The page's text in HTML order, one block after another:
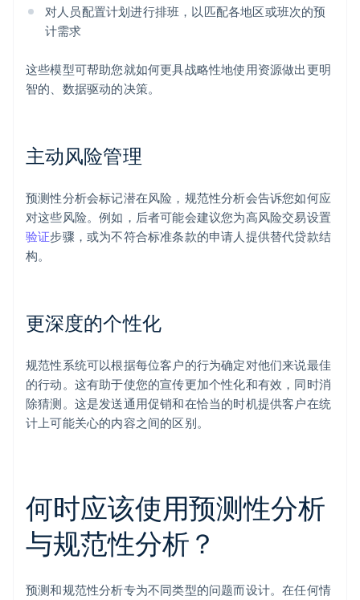
对人员配置计划进行排班，以匹配各地区或班次的预
计需求
这些模型可帮助您就如何更具战略性地使用资源做出更明
智的、数据驱动的决策。
主动风险管理
预测性分析会标记潜在风险，规范性分析会告诉您如何应
对这些风险。例如，后者可能会建议您为高风险交易设置
验证步骤，或为不符合标准条款的申请人提供替代贷款结
构。
更深度的个性化
规范性系统可以根据每位客户的行为确定对他们来说最佳
的行动。这有助于使您的宣传更加个性化和有效，同时消
除猜测。这是发送通用促销和在恰当的时机提供客户在统
计上可能关心的内容之间的区别。
何时应该使用预测性分析
与规范性分析？
预测和规范性分析专为不同类型的问题而设计。在任何情